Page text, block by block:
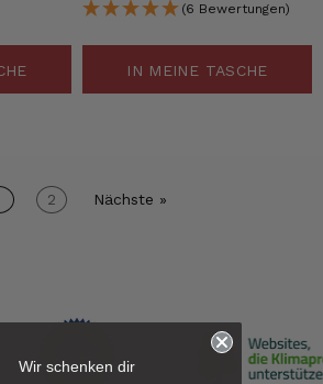
(6 Bewertungen)
IN MEINE TASCHE
2 Nächste »
Wir schenken dir